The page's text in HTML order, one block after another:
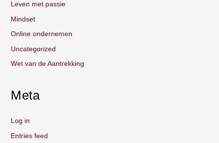
Leven met passie
Mindset
Online ondernemen
Uncategorized
Wet van de Aantrekking
Meta
Log in
Entries feed